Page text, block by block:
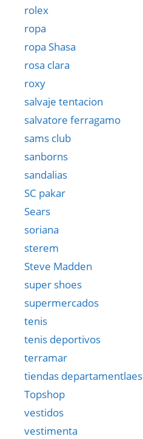
rolex
ropa
ropa Shasa
rosa clara
roxy
salvaje tentacion
salvatore ferragamo
sams club
sanborns
sandalias
SC pakar
Sears
soriana
sterem
Steve Madden
super shoes
supermercados
tenis
tenis deportivos
terramar
tiendas departamentlaes
Topshop
vestidos
vestimenta